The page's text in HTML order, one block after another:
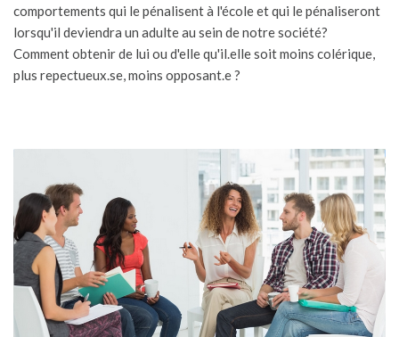
comportements qui le pénalisent à l'école et qui le pénaliseront
lorsqu'il deviendra un adulte au sein de notre société?
Comment obtenir de lui ou d'elle qu'il.elle soit moins colérique,
plus repectueux.se, moins opposant.e ?